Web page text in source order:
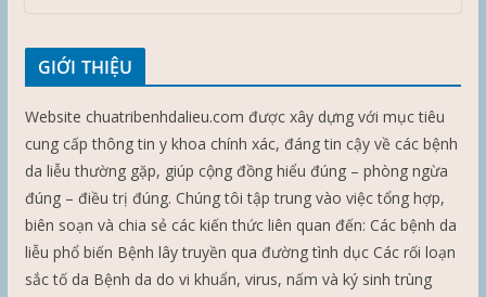
GIỚI THIỆU
Website chuatribenhdalieu.com được xây dựng với mục tiêu
cung cấp thông tin y khoa chính xác, đáng tin cậy về các bệnh
da liễu thường gặp, giúp cộng đồng hiểu đúng – phòng ngừa
đúng – điều trị đúng. Chúng tôi tập trung vào việc tổng hợp,
biên soạn và chia sẻ các kiến thức liên quan đến: Các bệnh da
liễu phổ biến Bệnh lây truyền qua đường tình dục Các rối loạn
sắc tố da Bệnh da do vi khuẩn, virus, nấm và ký sinh trùng